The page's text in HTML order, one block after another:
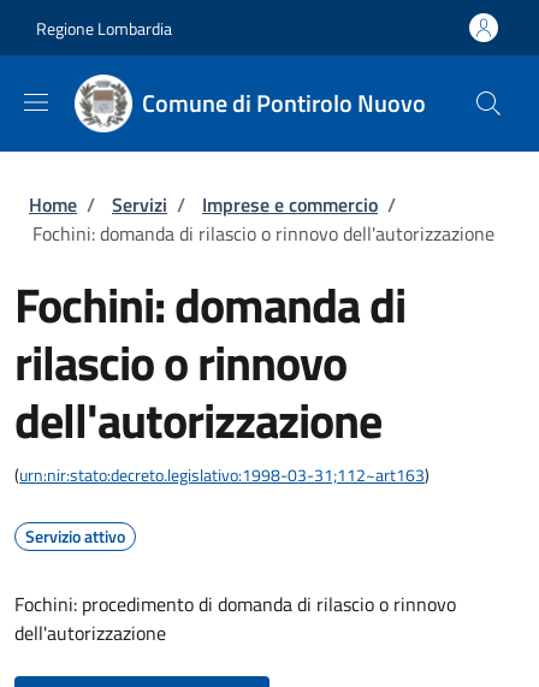
Regione Lombardia
Comune di Pontirolo Nuovo
Briciole di pane
Home / Servizi / Imprese e commercio /
Fochini: domanda di rilascio o rinnovo dell'autorizzazione
Fochini: domanda di
rilascio o rinnovo
dell'autorizzazione
(urn:nir:stato:decreto.legislativo:1998-03-31;112~art163)
Servizio attivo
Fochini: procedimento di domanda di rilascio o rinnovo
dell'autorizzazione